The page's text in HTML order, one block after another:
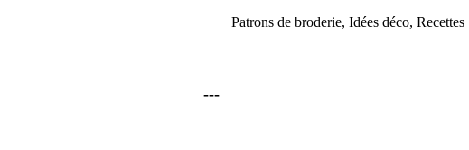
Patrons de broderie, Idées déco, Recettes
---